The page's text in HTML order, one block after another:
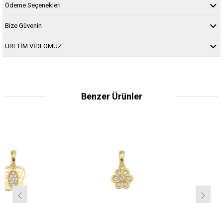
Ödeme Seçenekleri
Bize Güvenin
ÜRETİM VİDEOMUZ
Benzer Ürünler